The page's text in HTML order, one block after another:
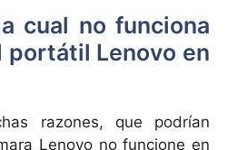
cual no funciona
portátil Lenovo en
razones, que podrían
Lenovo no funcione en